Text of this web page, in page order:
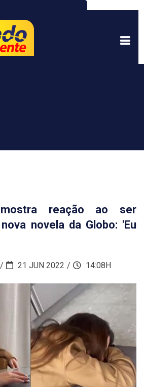
a navegar, você está
mais.
reação ao ser
novela da Globo: 'Eu
21 JUN 2022 14:08H